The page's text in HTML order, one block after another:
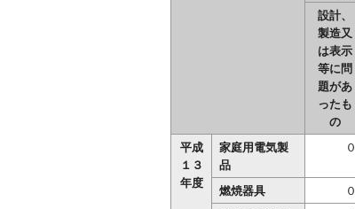
設計、
製造又
は表示
等に問
題があ
ったも
の
平成
１３
年度
家庭用電気製
品
０
燃焼器具 ０